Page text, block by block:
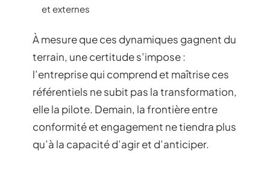
et externes
À mesure que ces dynamiques gagnent du
terrain, une certitude s’impose :
l’entreprise qui comprend et maîtrise ces
référentiels ne subit pas la transformation,
elle la pilote. Demain, la frontière entre
conformité et engagement ne tiendra plus
qu’à la capacité d’agir et d’anticiper.